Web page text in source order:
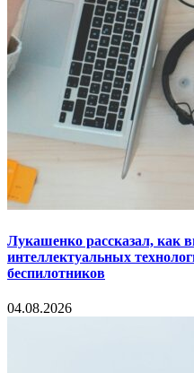
Лукашенко рассказал, как
интеллектуальных
беспилотников
04.08.2026